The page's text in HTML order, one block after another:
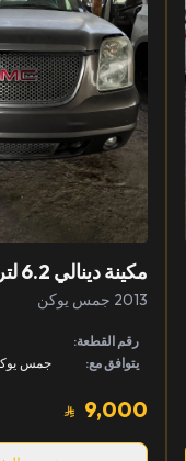
مكينة دينالي 6.2 لتر كاملة
2013 جمس يوكن
رقم القطعة:
يتوافق مع:
9,000